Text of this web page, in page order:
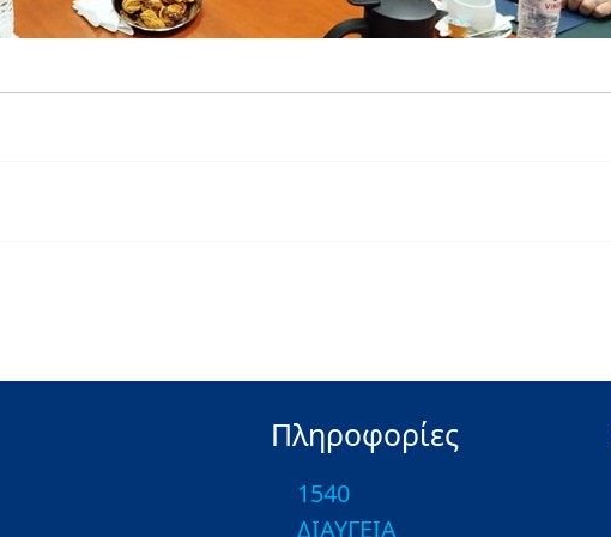
Πληροφορίες
1540
ΔΙΑΥΓΕΙΑ